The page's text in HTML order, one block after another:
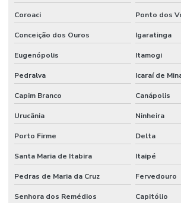
Coroaci Ponto dos
Conceição dos Ouros Igaratinga
Eugenópolis Itamogi
Pedralva Icaraí de
Capim Branco Canápolis
Urucânia Ninheira
Porto Firme Delta
Santa Maria de Itabira Itaipé
Pedras de Maria da Cruz Fervedouro
Senhora dos Remédios Capitólio